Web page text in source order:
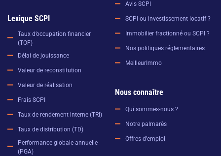
Lexique SCPI
Taux d’occupation financier
(TOF)
Délai de jouissance
Valeur de reconstitution
Valeur de réalisation
Frais SCPI
Taux de rendement interne (TRI)
Taux de distribution (TD)
Performance globale annuelle
(PGA)
Avis SCPI
SCPI ou investissement locatif ?
Immobilier fractionné ou SCPI ?
Nos politiques réglementaires
MeilleurImmo
Nous connaître
Qui sommes-nous ?
Notre palmarès
Offres d’emploi